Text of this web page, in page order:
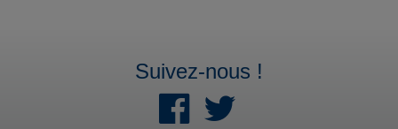
Suivez-nous !